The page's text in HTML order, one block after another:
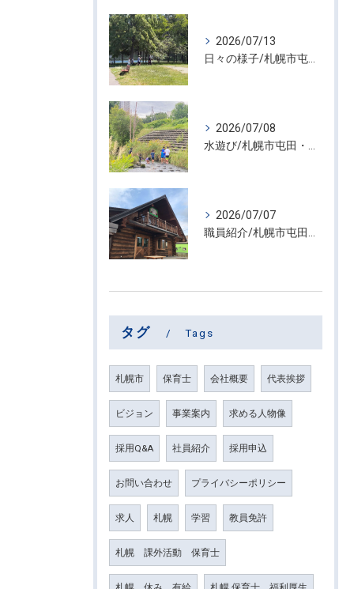
2026/07/13
2026/07/08
2026/07/07
タグ Tags
札幌市 保育士 会社概要 代表挨拶
ビジョン 事業案内 求める人物像
採用Q&A 社員紹介 採用申込
お問い合わせ プライバシーポリシー
求人 札幌 学習 教員免許
札幌 課外活動 保育士